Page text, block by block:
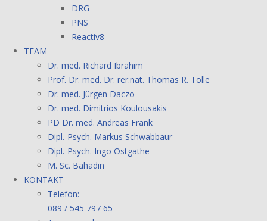
DRG
PNS
Reactiv8
TEAM
Dr. med. Richard Ibrahim
Prof. Dr. med. Dr. rer.nat. Thomas R. Tölle
Dr. med. Jürgen Daczo
Dr. med. Dimitrios Koulousakis
PD Dr. med. Andreas Frank
Dipl.-Psych. Markus Schwabbaur
Dipl.-Psych. Ingo Ostgathe
M. Sc. Bahadin
KONTAKT
Telefon:
089 / 545 797 65